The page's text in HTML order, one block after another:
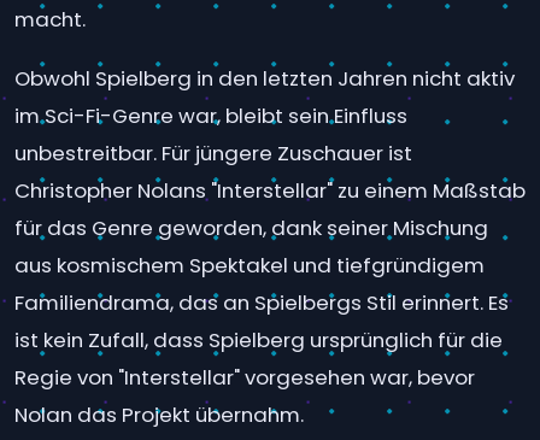
macht.
Obwohl Spielberg in den letzten Jahren nicht aktiv
im Sci-Fi-Genre war, bleibt sein Einfluss
unbestreitbar. Für jüngere Zuschauer ist
Christopher Nolans "Interstellar" zu einem Maßstab
für das Genre geworden, dank seiner Mischung
aus kosmischem Spektakel und tiefgründigem
Familiendrama, das an Spielbergs Stil erinnert. Es
ist kein Zufall, dass Spielberg ursprünglich für die
Regie von "Interstellar" vorgesehen war, bevor
Nolan das Projekt übernahm.